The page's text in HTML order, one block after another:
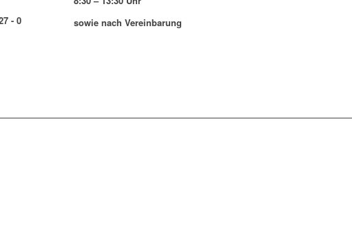
- 0
sowie nach Vereinbarung